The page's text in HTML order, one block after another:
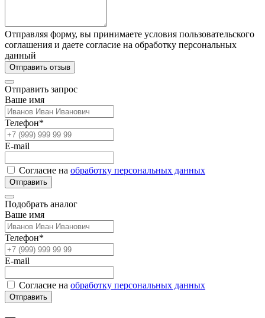
Отправляя форму, вы принимаете условия пользовательского
соглашения и даете согласие на обработку персональных
данный
Отправить отзыв
Отправить запрос
Ваше имя
Телефон*
E-mail
Согласие на обработку персональных данных
Отправить
Подобрать аналог
Ваше имя
Телефон*
E-mail
Согласие на обработку персональных данных
Отправить